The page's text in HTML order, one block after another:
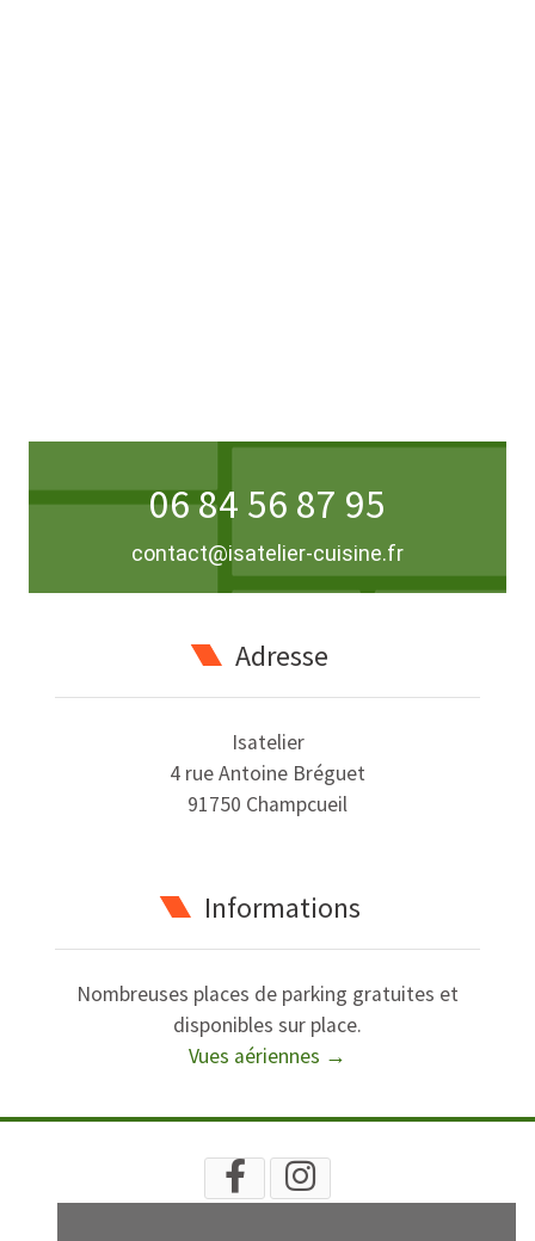
06 84 56 87 95
contact@isatelier-cuisine.fr
Adresse
Isatelier
4 rue Antoine Bréguet
91750 Champcueil
Informations
Nombreuses places de parking gratuites et
disponibles sur place.
Vues aériennes →